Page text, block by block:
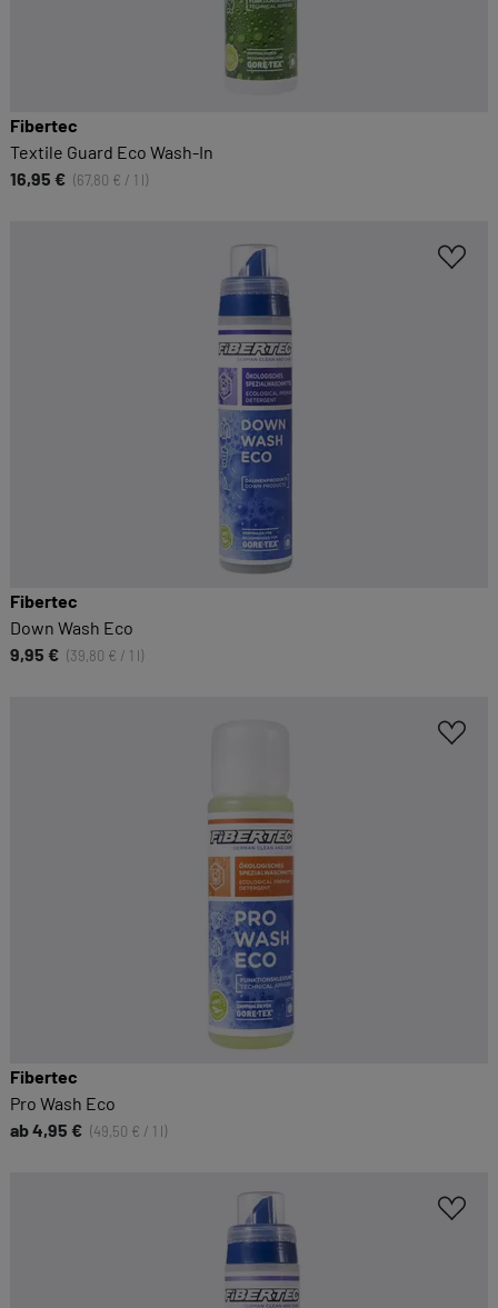
Fibertec
Textile Guard Eco Wash-In
16,95 € (67,80 € / 1 l)
Fibertec
Down Wash Eco
9,95 € (39,80 € / 1 l)
Fibertec
Pro Wash Eco
ab 4,95 € (49,50 € / 1 l)